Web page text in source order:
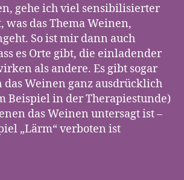
gehe ich viel sensibilisierter
was das Thema Weinen,
So ist mir dann auch
es Orte gibt, die einladender
als andere. Es gibt sogar
das Weinen ganz ausdrücklich
Beispiel in der Therapiestunde)
das Weinen untersagt ist –
„Lärm“ verboten ist